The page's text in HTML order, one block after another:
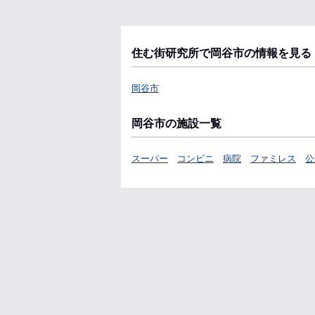
住む街研究所で岡谷市の情報を見る
岡谷市
岡谷市の施設一覧
スーパー コンビニ 病院 ファミレス